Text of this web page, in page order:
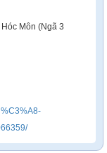
Môn (Ngã 3